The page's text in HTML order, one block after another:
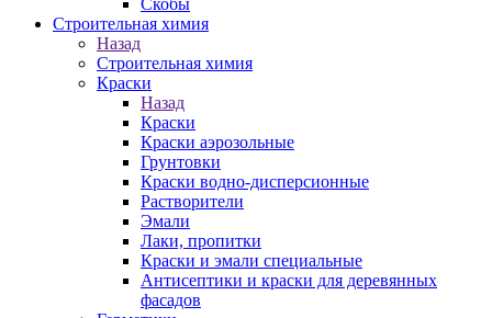
Скобы
Строительная химия
Назад
Строительная химия
Краски
Назад
Краски
Краски аэрозольные
Грунтовки
Краски водно-дисперсионные
Растворители
Эмали
Лаки, пропитки
Краски и эмали специальные
Антисептики и краски для деревянных
фасадов